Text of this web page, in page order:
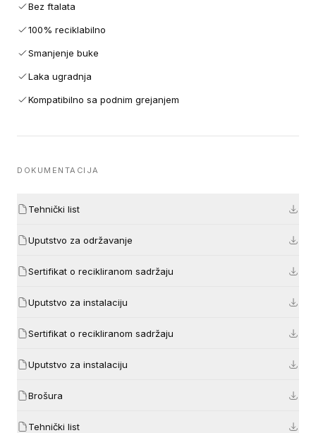
Bez ftalata
100% reciklabilno
Smanjenje buke
Laka ugradnja
Kompatibilno sa podnim grejanjem
DOKUMENTACIJA
Tehnički list
Uputstvo za održavanje
Sertifikat o recikliranom sadržaju
Uputstvo za instalaciju
Sertifikat o recikliranom sadržaju
Uputstvo za instalaciju
Brošura
Tehnički list